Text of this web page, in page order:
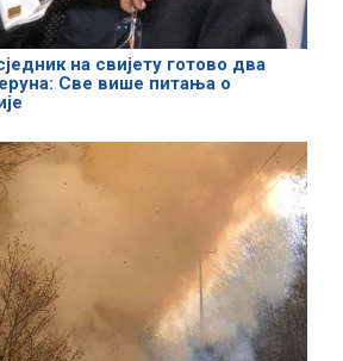
на свијету готово два
Све више питања о